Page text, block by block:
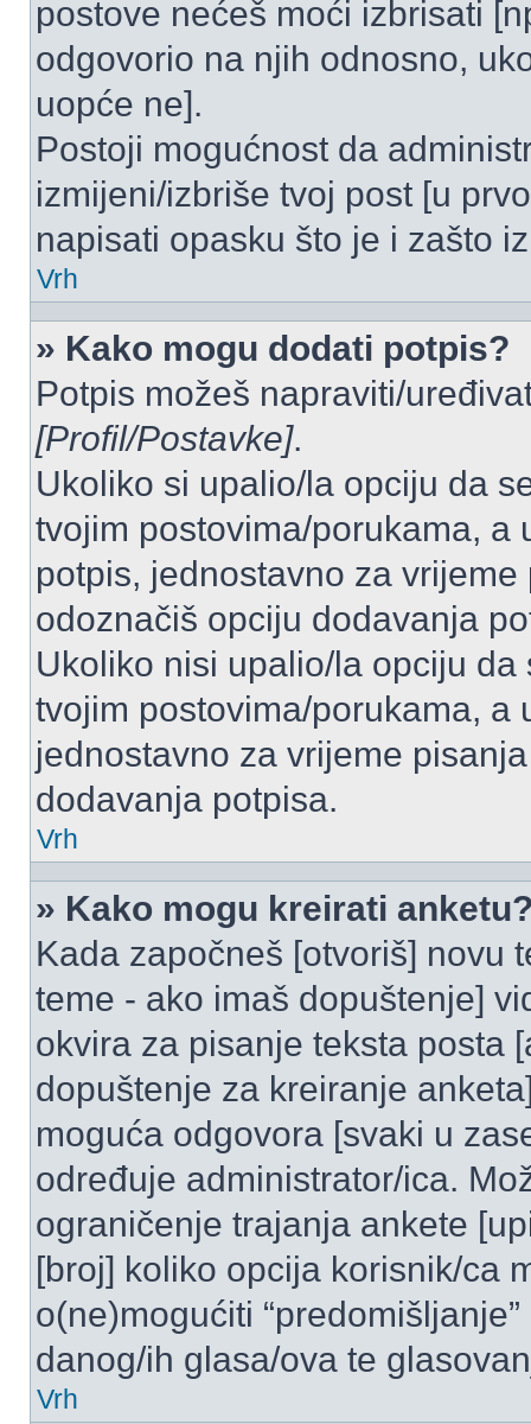
postove nećeš moći izbrisati
odgovorio na njih odnosno,
uopće ne].
Postoji mogućnost da
izmijeni/izbriše tvoj post [u
napisati opasku što je i zašto
Vrh
» Kako mogu dodati potpis?
Potpis možeš napraviti/
[Profil/Postavke].
Ukoliko si upalio/la opciju da
tvojim postovima/porukama, a
potpis, jednostavno za
odoznačiš opciju dodavanja
Ukoliko nisi upalio/la opciju
tvojim postovima/porukama, a
jednostavno za vrijeme
dodavanja potpisa.
Vrh
» Kako mogu kreirati
Kada započneš [otvoriš] novu
teme - ako imaš dopuštenje]
okvira za pisanje teksta posta
dopuštenje za kreiranje
moguća odgovora [svaki u
određuje administrator/ica.
ograničenje trajanja ankete
[broj] koliko opcija korisnik/ca
o(ne)mogućiti
danog/ih glasa/ova te
Vrh